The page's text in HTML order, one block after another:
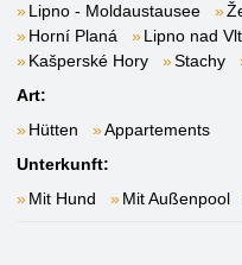
Lipno - Moldaustausee
Horní Planá
Lipno nad
Kašperské Hory
Stachy
Art:
Hütten
Appartements
Unterkunft:
Mit Hund
Mit Außenpool